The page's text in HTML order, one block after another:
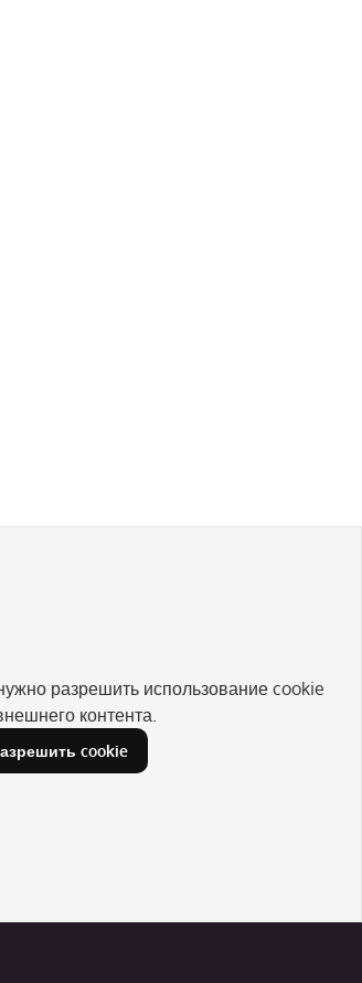
разрешить использование cookie
контента.
cookie